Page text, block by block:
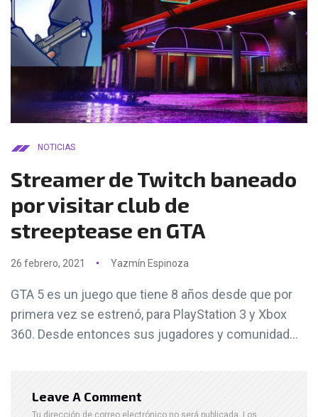
NOTICIAS
Streamer de Twitch baneado
por visitar club de
streeptease en GTA
26 febrero, 2021 Yazmín Espinoza
GTA 5 es un juego que tiene 8 años desde que por
primera vez se estrenó, para PlayStation 3 y Xbox
360. Desde entonces sus jugadores y comunidad...
Leave A Comment
Tu dirección de correo electrónico no será publicada. Los